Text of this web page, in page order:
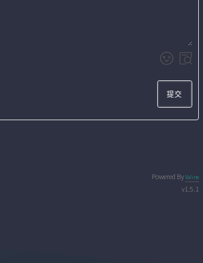
提交
Powered ByValine
v1.5.1